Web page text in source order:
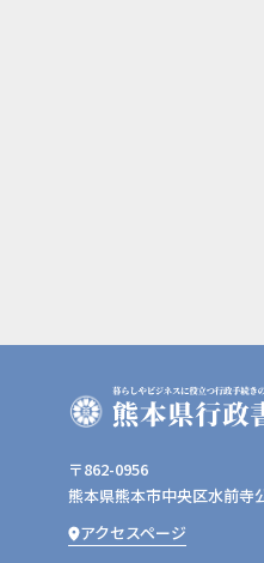
〒862-0956
熊本県熊本市中央区水前寺
アクセスページ